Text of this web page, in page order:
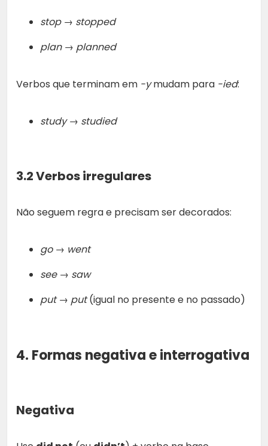
stop → stopped
plan → planned
Verbos que terminam em -ymudam para -ied:
study → studied
3.2 Verbos irregulares
Não seguem regra e precisam ser decorados:
go → went
see → saw
put → put(igual no presente e no passado)
4. Formas negativa e interrogativa
Negativa